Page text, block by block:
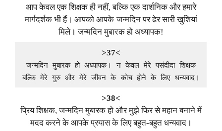
आप केवल एक शिक्षक ही नहीं, बल्कि एक दार्शनिक और हमारे
मार्गदर्शक भी हैं। आपको आपके जन्मदिन पर ढेर सारी खुशियां
मिले। जन्मदिन मुबारक हो अध्यापक!
>37<
जन्मदिन मुबारक हो अध्यापक। न केवल मेरे पसंदीदा शिक्षक
बल्कि मेरे गुरु और मेरे जीवन के कोच होने के लिए धन्यवाद।
>38<
प्रिय शिक्षक, जन्मदिन मुबारक हो और मुझे फिर से महान बनाने में
मदद करने के आपके प्रयास के लिए बहुत-बहुत धन्यवाद।